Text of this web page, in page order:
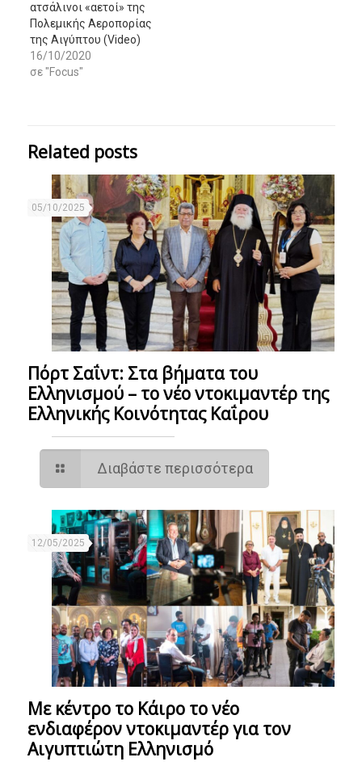
ατσάλινοι «αετοί» της
Πολεμικής Αεροπορίας
της Αιγύπτου (Video)
16/10/2020
σε "Focus"
Related posts
05/10/2025
Πόρτ Σαΐντ: Στα βήματα του
Ελληνισμού – το νέο ντοκιμαντέρ της
Ελληνικής Κοινότητας Καΐρου
Διαβάστε περισσότερα
12/05/2025
Με κέντρο το Κάιρο το νέο
ενδιαφέρον ντοκιμαντέρ για τον
Αιγυπτιώτη Ελληνισμό